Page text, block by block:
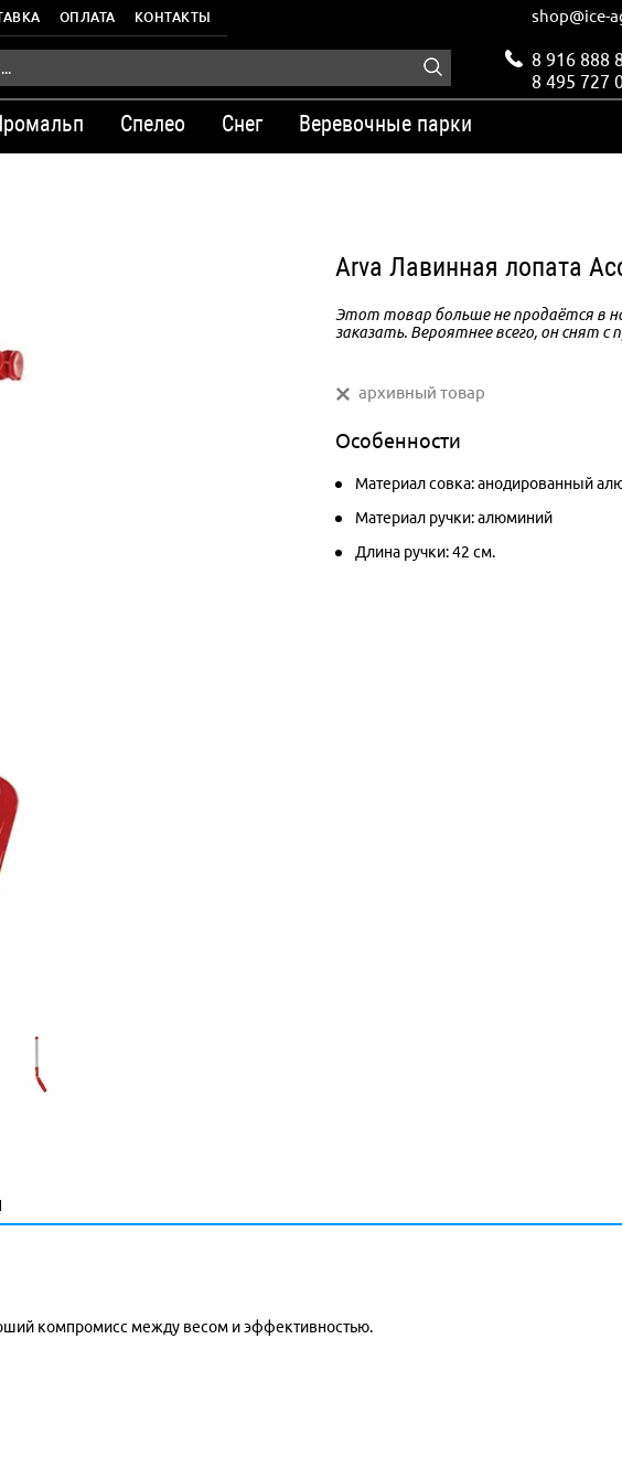
ОПЛАТА КОНТАКТЫ shop@ice-
8 916 888
8 495 727
Спелео Снег Веревочные парки
Arva Лавинная лопата
Этот товар больше не продаётся в
заказать. Вероятнее всего, он снят с
архивный товар
Особенности
Материал совка: анодированный
Материал ручки: алюминий
Длина ручки: 42 см.
компромисс между весом и эффективностью.